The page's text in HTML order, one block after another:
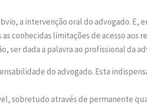
a intervenção oral do advogado. E,
conhecidas limitações de acesso aos
dada a palavra ao profissional da
do advogado. Esta
sobretudo através de permanente